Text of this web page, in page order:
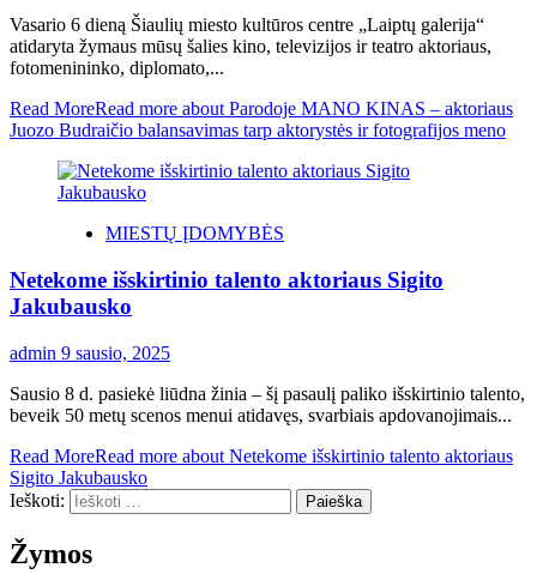
Vasario 6 dieną Šiaulių miesto kultūros centre „Laiptų galerija“
atidaryta žymaus mūsų šalies kino, televizijos ir teatro aktoriaus,
fotomenininko, diplomato,...
Read MoreRead more about Parodoje MANO KINAS – aktoriaus
Juozo Budraičio balansavimas tarp aktorystės ir fotografijos meno
MIESTŲ ĮDOMYBĖS
Netekome išskirtinio talento aktoriaus Sigito
Jakubausko
admin 9 sausio, 2025
Sausio 8 d. pasiekė liūdna žinia – šį pasaulį paliko išskirtinio talento,
beveik 50 metų scenos menui atidavęs, svarbiais apdovanojimais...
Read MoreRead more about Netekome išskirtinio talento aktoriaus
Sigito Jakubausko
Ieškoti:
Žymos